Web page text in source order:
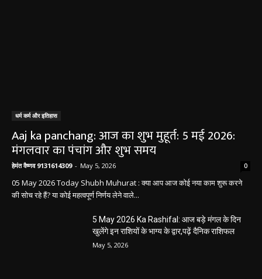
धर्म कर्म और इतिहास
Aaj ka panchang: आज का शुभ मुहूर्त: 5 मई 2026:
मंगलवार का पंचांग और शुभ समय
हेमंत वैष्णव 9131614309 - May 5, 2026 0
05 May 2026 Today Shubh Muhurat : क्या आप आज कोई नया काम शुरू करने
की सोच रहे हैं? या कोई महत्वपूर्ण निर्णय लेने वाले...
5 May 2026 Ka Rashifal: आज बड़े मंगल के दिन
खुलेंगे इन राशियों के भाग्य के द्वार,पढ़ें दैनिक राशिफल
May 5, 2026